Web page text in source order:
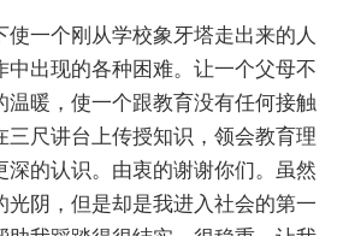
使一个刚从学校象牙塔走出来的人
中出现的各种困难。让一个父母不
温暖，使一个跟教育没有任何接触
三尺讲台上传授知识，领会教育理
深的认识。由衷的谢谢你们。虽然
光阴，但是却是我进入社会的第一